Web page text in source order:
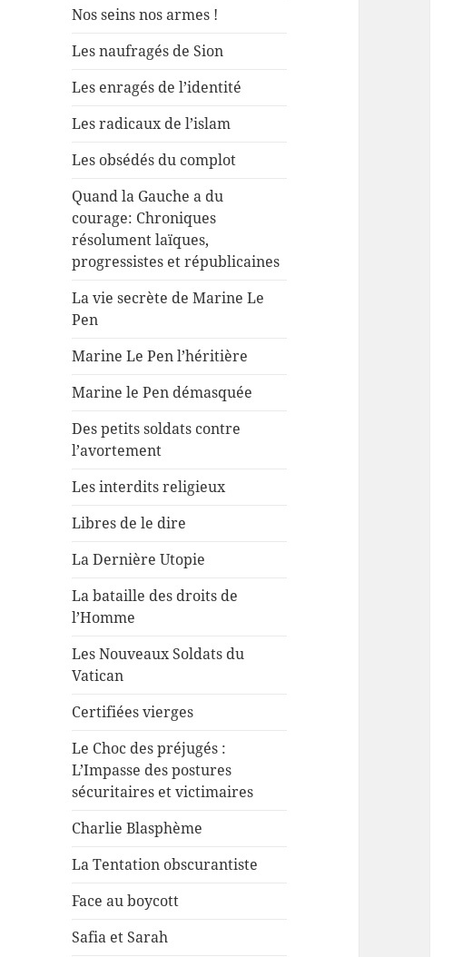
Nos seins nos armes !
Les naufragés de Sion
Les enragés de l’identité
Les radicaux de l’islam
Les obsédés du complot
Quand la Gauche a du
courage: Chroniques
résolument laïques,
progressistes et républicaines
La vie secrète de Marine Le
Pen
Marine Le Pen l’héritière
Marine le Pen démasquée
Des petits soldats contre
l’avortement
Les interdits religieux
Libres de le dire
La Dernière Utopie
La bataille des droits de
l’Homme
Les Nouveaux Soldats du
Vatican
Certifiées vierges
Le Choc des préjugés :
L’Impasse des postures
sécuritaires et victimaires
Charlie Blasphème
La Tentation obscurantiste
Face au boycott
Safia et Sarah